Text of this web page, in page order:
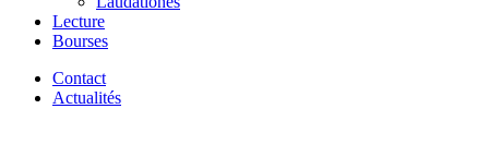
Lecture
Bourses
Contact
Actualités